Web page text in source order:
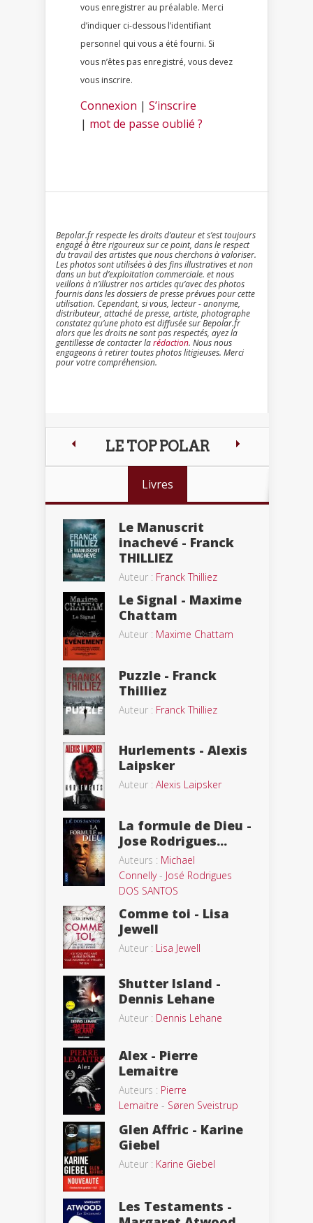
vous enregistrer au préalable. Merci
d’indiquer ci-dessous l’identifiant
personnel qui vous a été fourni. Si
vous n’êtes pas enregistré, vous devez
vous inscrire.
Connexion | S’inscrire
| mot de passe oublié ?
Bepolar.fr respecte les droits d’auteur et s’est toujours
engagé à être rigoureux sur ce point, dans le respect
du travail des artistes que nous cherchons à valoriser.
Les photos sont utilisées à des fins illustratives et non
dans un but d’exploitation commerciale. et nous
veillons à n’illustrer nos articles qu’avec des photos
fournis dans les dossiers de presse prévues pour cette
utilisation. Cependant, si vous, lecteur - anonyme,
distributeur, attaché de presse, artiste, photographe
constatez qu’une photo est diffusée sur Bepolar.fr
alors que les droits ne sont pas respectés, ayez la
gentillesse de contacter larédaction. Nous nous
engageons à retirer toutes photos litigieuses. Merci
pour votre compréhension.
LE TOP POLAR
Livres
Le Manuscrit
inachevé - Franck
THILLIEZ
Auteur : Franck Thilliez
Le Signal - Maxime
Chattam
Auteur : Maxime Chattam
Puzzle - Franck
Thilliez
Auteur : Franck Thilliez
Hurlements - Alexis
Laipsker
Auteur : Alexis Laipsker
La formule de Dieu -
Jose Rodrigues...
Auteurs : Michael
Connelly- José Rodrigues
DOS SANTOS
Comme toi - Lisa
Jewell
Auteur : Lisa Jewell
Shutter Island -
Dennis Lehane
Auteur : Dennis Lehane
Alex - Pierre
Lemaitre
Auteurs : Pierre
Lemaitre - Søren Sveistrup
Glen Affric - Karine
Giebel
Auteur : Karine Giebel
Les Testaments -